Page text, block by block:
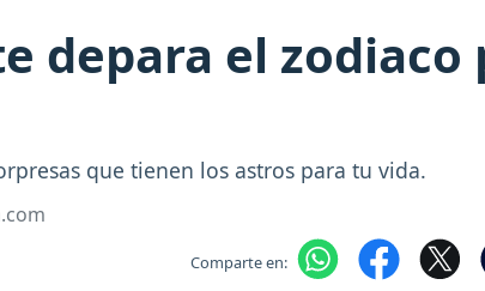
depara el
que tienen los astros para tu vida.
Comparte en: